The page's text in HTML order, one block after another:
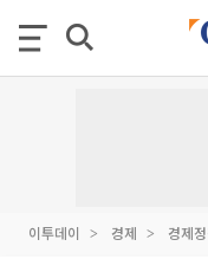
이투데이 경제 경제